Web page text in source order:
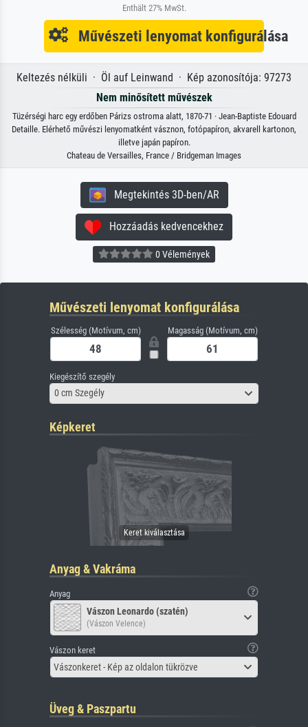
Enthält 27% MwSt.
Művészeti lenyomat konfigurálása
Keltezés nélküli · Öl auf Leinwand · Kép azonosítója: 97273
Nem minősített művészek
Tüzérségi harc egy erdőben Párizs ostroma alatt, 1870-71 · Jean-Baptiste Edouard
Detaille. Elérhető művészi lenyomatként vásznon, fotópapíron, akvarell kartonon,
illetve japán papíron.
Chateau de Versailles, France / Bridgeman Images
Megtekintés 3D-ben/AR
Hozzáadás kedvencekhez
0 Vélemények
Művészeti lenyomat konfigurálása
Szélesség (Motívum, cm) Magasság (Motívum, cm)
Kiegészítő szegély
0 cm Szegély
Képkeret
Anyag & Vakráma
Anyag
Vászon Leonardo (szatén)
(Vászon Velence)
Vászon keret
Vászonkeret - Kép az oldalon tükrözve
Üveg & Paszpartu